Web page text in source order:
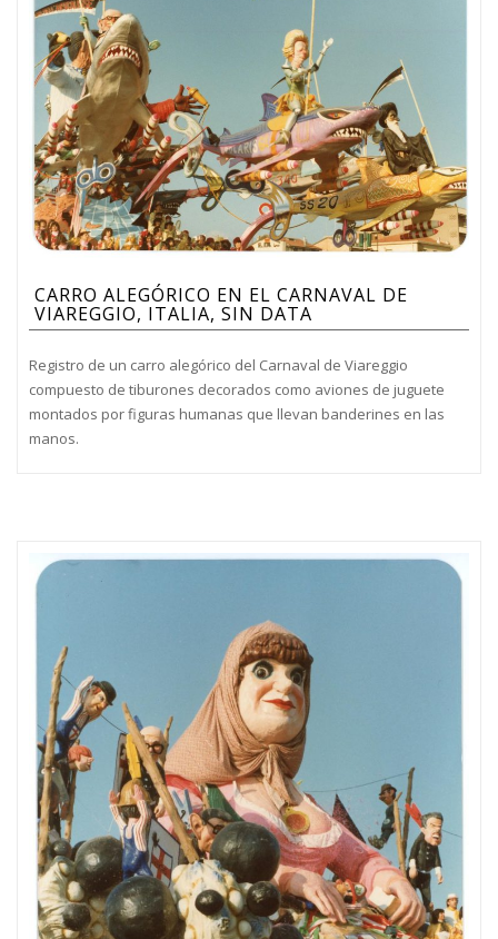
CARRO ALEGÓRICO EN EL CARNAVAL DE
VIAREGGIO, ITALIA, SIN DATA
Registro de un carro alegórico del Carnaval de Viareggio
compuesto de tiburones decorados como aviones de juguete
montados por figuras humanas que llevan banderines en las
manos.